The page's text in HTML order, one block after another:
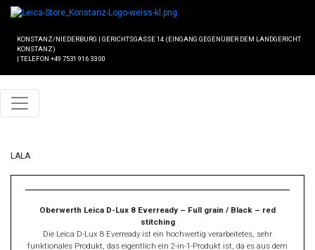
KONSTANZ/NIEDERBURG | GERICHTSGASSE 14 (EINGANG GEGENÜBER DEM LANDGERICHT
KONSTANZ)
| TELEFON +49 7531 916 33 00
LALA
Oberwerth Leica D-Lux 8 Everready – Full grain / Black – red
stitching
Die Leica D-Lux 8 Everready ist ein hochwertig verarbeitetes, sehr
funktionales Produkt, das eigentlich ein 2-in-1-Produkt ist, da es aus dem